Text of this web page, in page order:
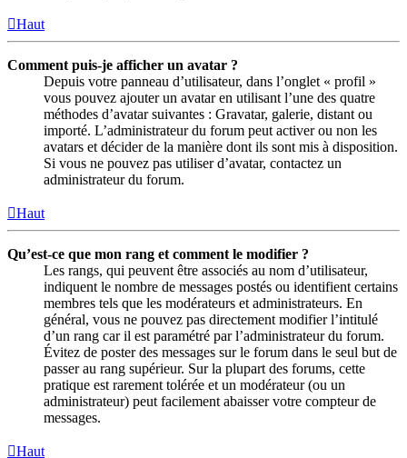
Haut
Comment puis-je afficher un avatar ?
Depuis votre panneau d’utilisateur, dans l’onglet « profil »
vous pouvez ajouter un avatar en utilisant l’une des quatre
méthodes d’avatar suivantes : Gravatar, galerie, distant ou
importé. L’administrateur du forum peut activer ou non les
avatars et décider de la manière dont ils sont mis à disposition.
Si vous ne pouvez pas utiliser d’avatar, contactez un
administrateur du forum.
Haut
Qu’est-ce que mon rang et comment le modifier ?
Les rangs, qui peuvent être associés au nom d’utilisateur,
indiquent le nombre de messages postés ou identifient certains
membres tels que les modérateurs et administrateurs. En
général, vous ne pouvez pas directement modifier l’intitulé
d’un rang car il est paramétré par l’administrateur du forum.
Évitez de poster des messages sur le forum dans le seul but de
passer au rang supérieur. Sur la plupart des forums, cette
pratique est rarement tolérée et un modérateur (ou un
administrateur) peut facilement abaisser votre compteur de
messages.
Haut